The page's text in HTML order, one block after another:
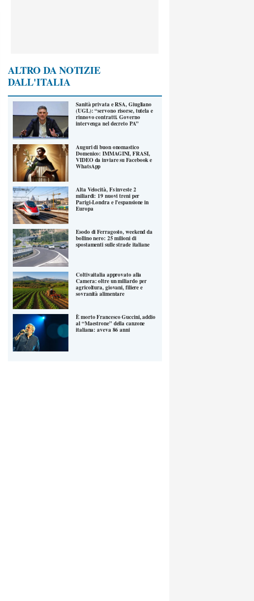
ALTRO DA NOTIZIE
DALL'ITALIA
Sanità privata e RSA, Giugliano
(UGL): “servono risorse, tutela e
rinnovo contratti. Governo
intervenga nel decreto PA”
Auguri di buon onomastico
Domenico: IMMAGINI, FRASI,
VIDEO da inviare su Facebook e
WhatsApp
Alta Velocità, Fs investe 2
miliardi: 19 nuovi treni per
Parigi-Londra e l’espansione in
Europa
Esodo di Ferragosto, weekend da
bollino nero: 25 milioni di
spostamenti sulle strade italiane
Coltivaitalia approvato alla
Camera: oltre un miliardo per
agricoltura, giovani, filiere e
sovranità alimentare
È morto Francesco Guccini, addio
al “Maestrone” della canzone
italiana: aveva 86 anni